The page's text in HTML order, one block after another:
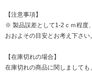
【注意事項】
※ 製品誤差として1-2ｃｍ程度
おおよその目安とお考え下さい。
【在庫切れの場合】
在庫切れの商品に関しまして